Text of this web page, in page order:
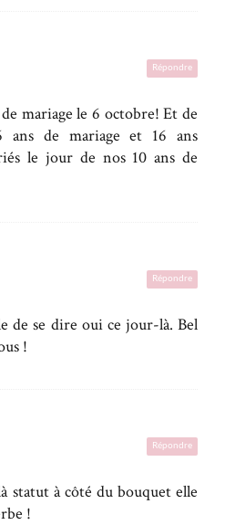
Répondre
mariage le 6 octobre! Et de
ans de mariage et 16 ans
le jour de nos 10 ans de
Répondre
de se dire oui ce jour-là. Bel
!
Répondre
statut à côté du bouquet elle
!